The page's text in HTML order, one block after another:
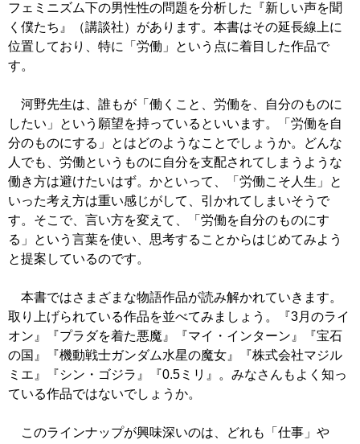
フェミニズム下の男性性の問題を分析した『新しい声を聞
く僕たち』（講談社）があります。本書はその延長線上に
位置しており、特に「労働」という点に着目した作品で
す。
河野先生は、誰もが「働くこと、労働を、自分のものに
したい」という願望を持っているといいます。「労働を自
分のものにする」とはどのようなことでしょうか。どんな
人でも、労働というものに自分を支配されてしまうような
働き方は避けたいはず。かといって、「労働こそ人生」と
いった考え方は重い感じがして、引かれてしまいそうで
す。そこで、言い方を変えて、「労働を自分のものにす
る」という言葉を使い、思考することからはじめてみよう
と提案しているのです。
本書ではさまざまな物語作品が読み解かれていきます。
取り上げられている作品を並べてみましょう。『3月のライ
オン』『プラダを着た悪魔』『マイ・インターン』『宝石
の国』『機動戦士ガンダム水星の魔女』『株式会社マジル
ミエ』『シン・ゴジラ』『0.5ミリ』。みなさんもよく知っ
ている作品ではないでしょうか。
このラインナップが興味深いのは、どれも「仕事」や